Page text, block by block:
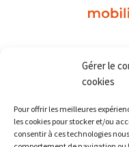
Gérer le
cookies
Pour offrir les meilleures
les cookies pour stocker et/ou
consentir à ces technologies